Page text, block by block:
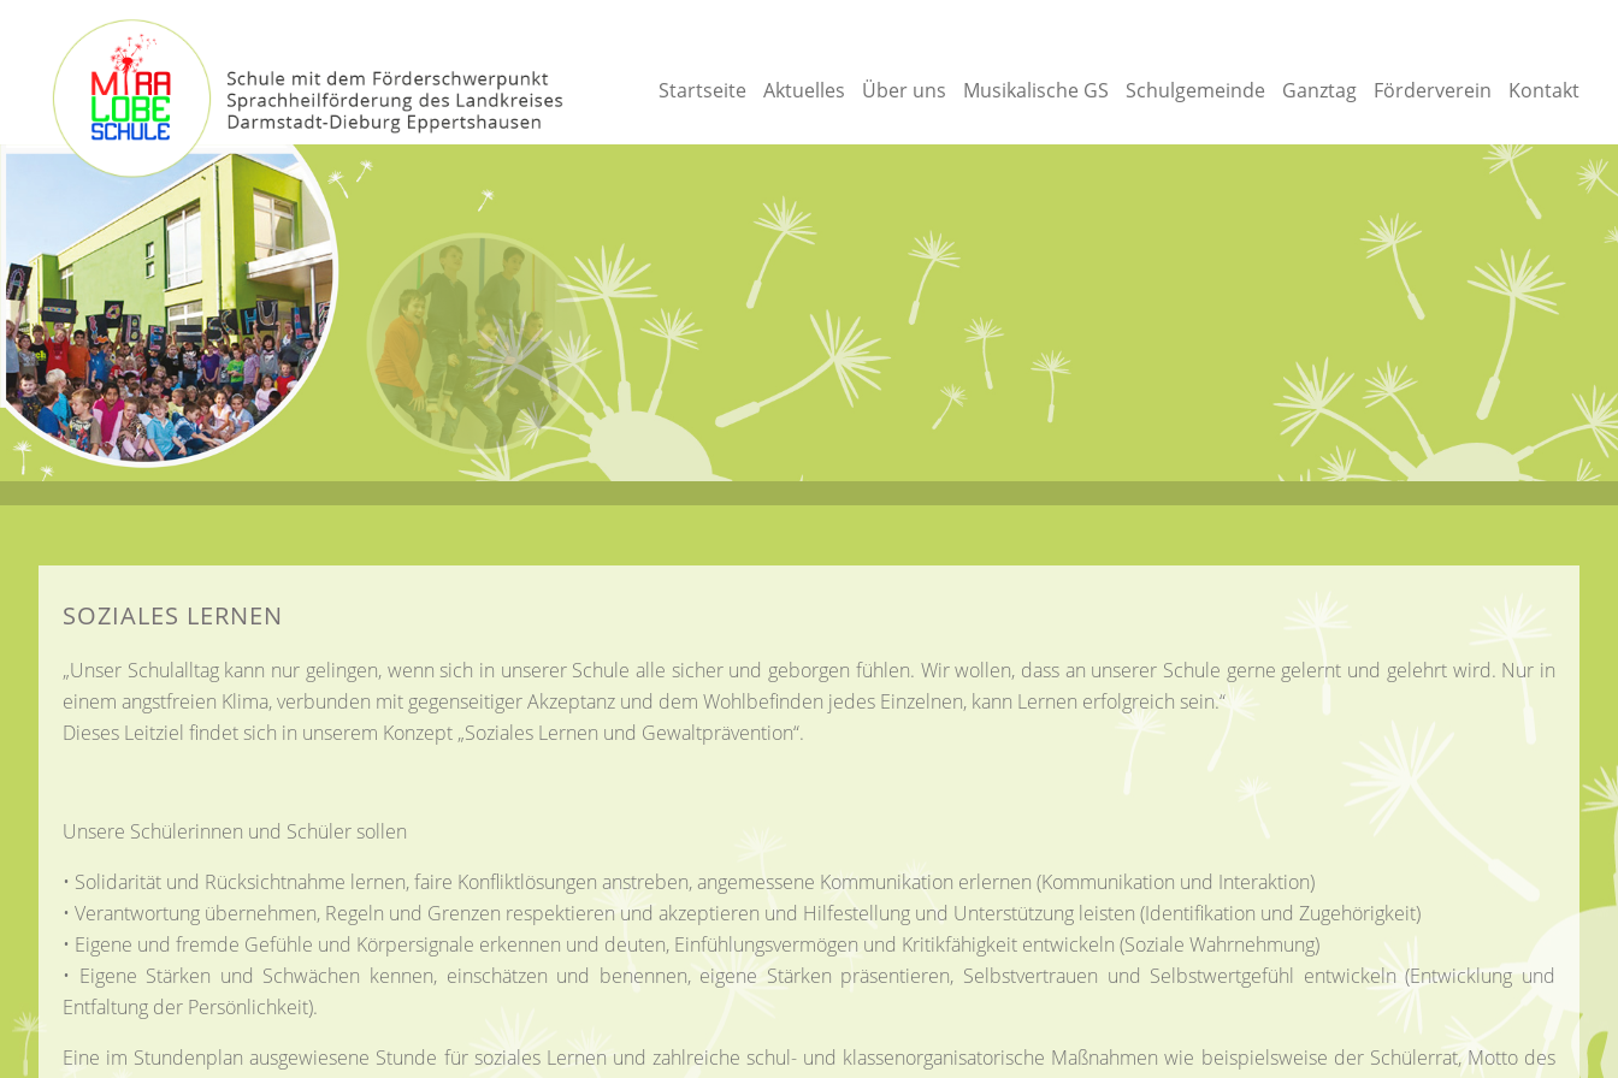
Startseite Aktuelles Über uns Musikalische GS Schulgemeinde Ganztag Förderverein Kontakt
SOZIALES LERNEN
„Unser Schulalltag kann nur gelingen, wenn sich in unserer Schule alle sicher und geborgen fühlen. Wir wollen, dass an unserer Schule gerne gelernt und gelehrt wird. Nur in
einem angstfreien Klima, verbunden mit gegenseitiger Akzeptanz und dem Wohlbefinden jedes Einzelnen, kann Lernen erfolgreich sein.“
Dieses Leitziel findet sich in unserem Konzept „Soziales Lernen und Gewaltprävention“.
Unsere Schülerinnen und Schüler sollen
• Solidarität und Rücksichtnahme lernen, faire Konfliktlösungen anstreben, angemessene Kommunikation erlernen (Kommunikation und Interaktion)
• Verantwortung übernehmen, Regeln und Grenzen respektieren und akzeptieren und Hilfestellung und Unterstützung leisten (Identifikation und Zugehörigkeit)
• Eigene und fremde Gefühle und Körpersignale erkennen und deuten, Einfühlungsvermögen und Kritikfähigkeit entwickeln (Soziale Wahrnehmung)
• Eigene Stärken und Schwächen kennen, einschätzen und benennen, eigene Stärken präsentieren, Selbstvertrauen und Selbstwertgefühl entwickeln (Entwicklung und
Entfaltung der Persönlichkeit).
Eine im Stundenplan ausgewiesene Stunde für soziales Lernen und zahlreiche schul- und klassenorganisatorische Maßnahmen wie beispielsweise der Schülerrat, Motto des